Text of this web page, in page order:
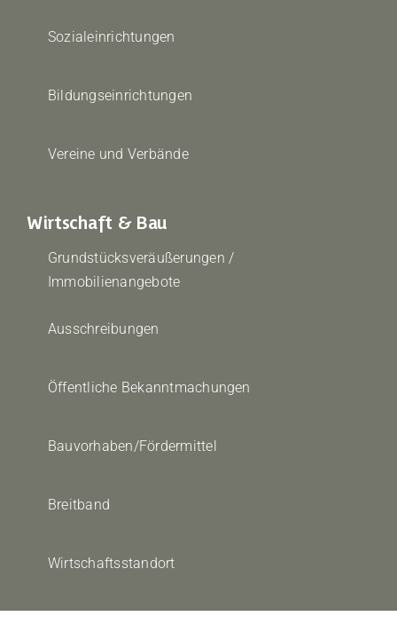
Sozialeinrichtungen
Bildungseinrichtungen
Vereine und Verbände
Wirtschaft & Bau
Grundstücksveräußerungen /
Immobilienangebote
Ausschreibungen
Öffentliche Bekanntmachungen
Bauvorhaben/Fördermittel
Breitband
Wirtschaftsstandort